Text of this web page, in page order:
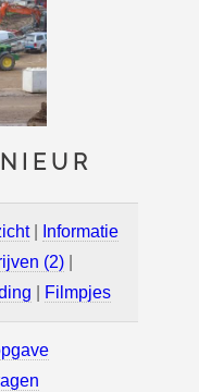
|
Informatie
(2)
Filmpjes